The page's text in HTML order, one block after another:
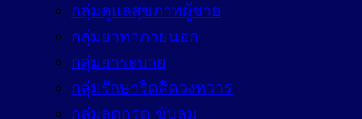
กลุ่มดูแลสุขภาพผู้ชาย
กลุ่มยาทาภายนอก
กลุ่มยาระบาย
กลุ่มรักษาริดสีดวงทวาร
กลุ่มลดกรด ขับลม